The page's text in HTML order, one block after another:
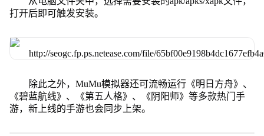
打开后即可触发安装。
除此之外，MuMu模拟器还可流畅运行《明日方舟》、
《碧蓝航线》、《第五人格》、《阴阳师》等多款热门手
游，新上线的手游也会同步上架。